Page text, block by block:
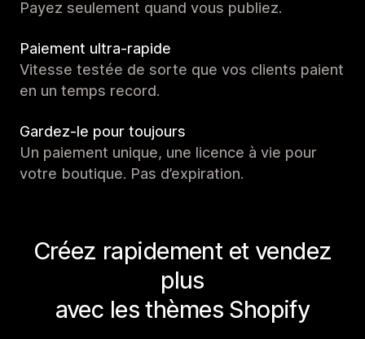
Payez seulement quand vous publiez.
Paiement ultra-rapide
Vitesse testée de sorte que vos clients paient
en un temps record.
Gardez-le pour toujours
Un paiement unique, une licence à vie pour
votre boutique. Pas d’expiration.
Créez rapidement et vendez
plus
avec les thèmes Shopify